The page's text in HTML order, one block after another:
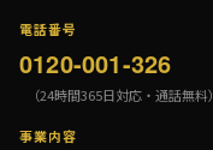
電話番号
0120-001-326
（24時間365日対応・通話無料）
事業内容